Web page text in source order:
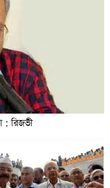
: রিজভী